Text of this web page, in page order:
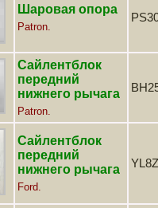
Шаровая опора
Patron.
Сайлентблок
передний
нижнего рычага
Patron.
Сайлентблок
передний
нижнего рычага
Ford.